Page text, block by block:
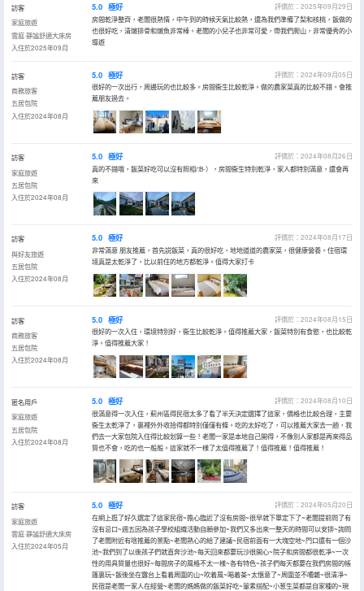
訪客
家庭旅遊
雲庭·靜謐舒適大床房
入住於2025年09月
5.0 極好
評價於：2025年09月29日
房間乾淨整齊，老闆很熱情，中午到的時候天氣比較熱，還為我們準備了梨和核桃，飯做的
也很好吃，清燉排骨和燉魚非常棒。老闆的小兒子也非常可愛，帶我們爬山，非常優秀的小
導遊
訪客
商務旅客
五居包院
入住於2024年08月
5.0 極好
評價於：2024年09月05日
很好的一次出行，周邊玩的也比較多。房間衞生比較乾淨。做的農家菜真的比較不錯。會推
薦朋友過去。
訪客
家庭旅遊
五居包院
入住於2024年08月
5.0 極好
評價於：2024年08月26日
真的不錯哦，飯菜好吃可以沒有照相/:B-），房間衞生特別乾淨，家人都特別滿意，還會再
來
訪客
與好友旅遊
五居包院
入住於2024年08月
5.0 極好
評價於：2024年08月17日
非常滿意 朋友推薦，首先説飯菜，真的很好吃，地地道道的農家菜，很健康營養。住宿環
境真是太乾淨了，比以前住的地方都乾淨。值得大家打卡
訪客
商務旅客
五居包院
入住於2024年08月
5.0 極好
評價於：2024年08月15日
很好的一次入住，環境特別好，衞生比較乾淨。值得推薦大家，飯菜特別有食慾，也比較乾
淨。值得推薦大家！
匿名用戶
家庭旅遊
五居包院
入住於2024年08月
5.0 極好
評價於：2024年08月10日
很滿意得一次入住，薊州區得民宿太多了看了半天決定選擇了這家，價格也比較合理，主要
衞生太乾淨了，裏裡外外收拾得都特別僅僅有條。吃的太好吃了，可以推薦大家去一趟，我
們去一大家包院入住得比較划算一些！老闆一家是本地自己開得，不像別人家都是再來得品
質也不會，吃的也一般般。這家就不一樣了太值得推薦了！值得推薦！值得推薦！
訪客
家庭旅遊
雲庭·靜謐舒適大床房
入住於2024年05月
5.0 極好
評價於：2024年05月20日
在網上逛了好久選定了這家民宿~擔心臨近了沒有房間~很早就下單定下了~老闆提前問了有
沒有忌口~週五因為孩子學校組織活動自願參加~我們又多出來一整天的時間可以安排~詢問
了老闆附近有啥推薦的景點~老闆熱心的給了建議~民宿前面有一大塊空地~門口還有一個沙
池~我們到了以後孩子們就直奔沙池~每天回來都要玩沙很開心~院子和房間都很乾凈~一次
性的用具質量也很好~每間房子的風格不太一樣~各有特色~孩子們每天都要在我們房間的帳
篷裏玩~飯後坐在露台上看着周圍的山~吹着風~喝着茶~太愜意了~周圍並不嘈雜~很清凈~
民宿是老闆一家人在經營~老闆的媽媽做的飯菜好吃~葷素搭配~小葱生菜都是自家種的~現